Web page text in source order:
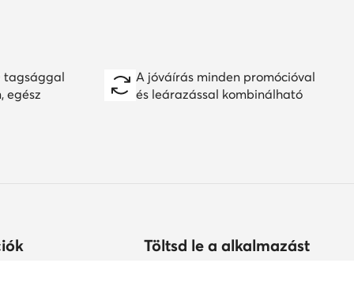
tagsággal
egész
A jóváírás minden promócióval
és leárazással kombinálható
Töltsd le a alkalmazást